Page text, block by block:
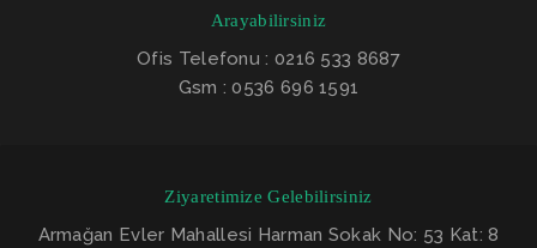
Arayabilirsiniz
Ofis Telefonu : 0216 533 8687
Gsm : 0536 696 1591
Ziyaretimize Gelebilirsiniz
Armağan Evler Mahallesi Harman Sokak No: 53 Kat: 8